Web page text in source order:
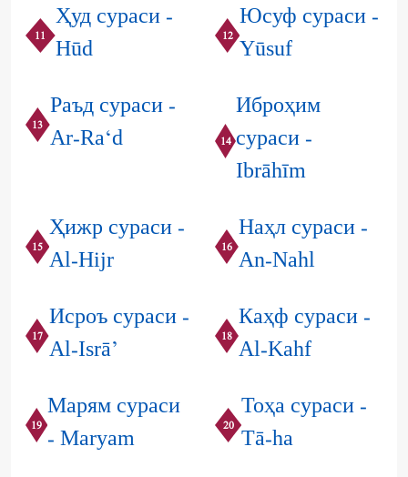
11 Ҳуд сураси -
Hūd
12 Юсуф сураси -
Yūsuf
13 Раъд сураси -
Ar-Ra‘d
14
Иброҳим
сураси -
Ibrāhīm
15 Ҳижр сураси -
Al-Hijr
16 Наҳл сураси -
An-Nahl
17 Исроъ сураси -
Al-Isrā’
18 Каҳф сураси -
Al-Kahf
19 Марям сураси
- Maryam
20 Тоҳа сураси -
Tā-ha